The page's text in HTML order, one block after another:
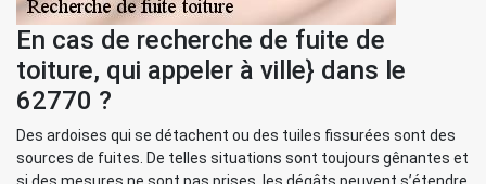
En cas de recherche de fuite de
toiture, qui appeler à ville} dans le
62770 ?
Des ardoises qui se détachent ou des tuiles fissurées sont des
sources de fuites. De telles situations sont toujours gênantes et